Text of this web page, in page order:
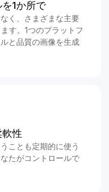
1か所で
く、さまざまな主要
す。1つのプラットフ
と品質の画像を生成
性
ことも定期的に使う
たがコントロールで